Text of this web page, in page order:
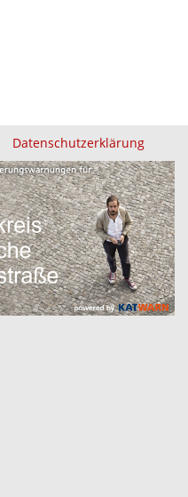
Datenschutzerklärung